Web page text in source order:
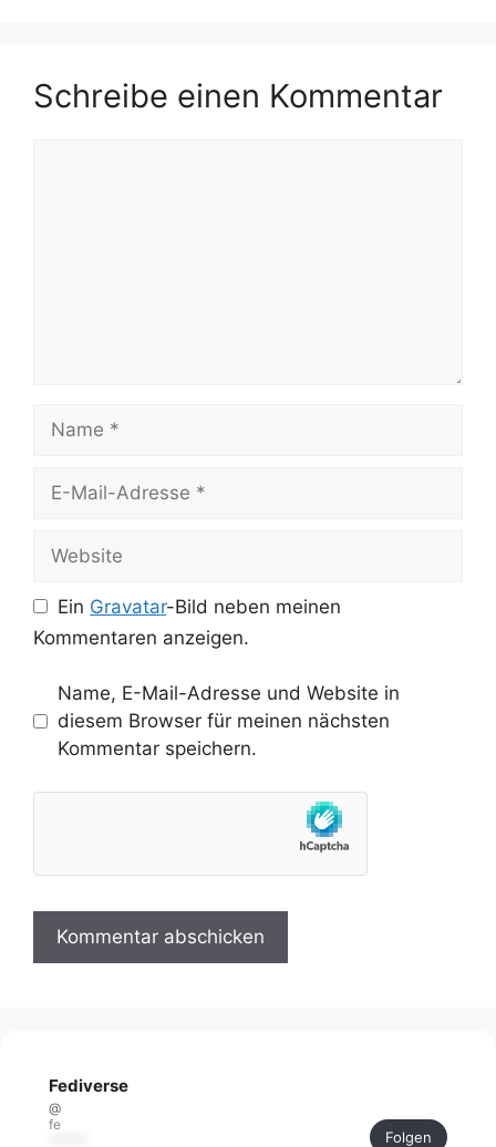
Schreibe einen Kommentar
Mail-
Ein Gravatar-Bild neben meinen
Kommentaren anzeigen.
Name, E-Mail-Adresse und Website in
diesem Browser für meinen nächsten
Kommentar speichern.
Fediverse
@
fe
Folgen